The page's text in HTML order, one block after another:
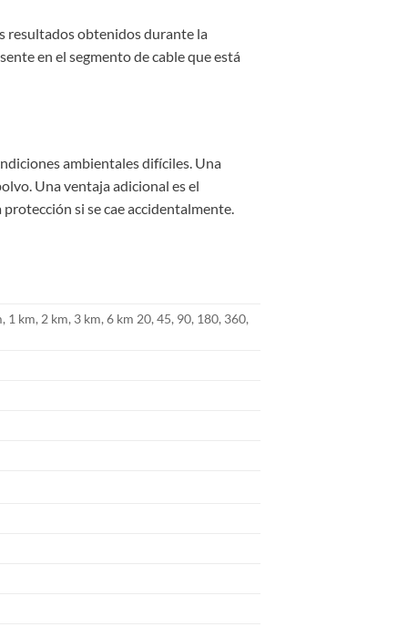
resultados obtenidos durante la
en el segmento de cable que está
ambientales difíciles. Una
Una ventaja adicional es el
si se cae accidentalmente.
km, 2 km, 3 km, 6 km 20, 45, 90, 180, 360,